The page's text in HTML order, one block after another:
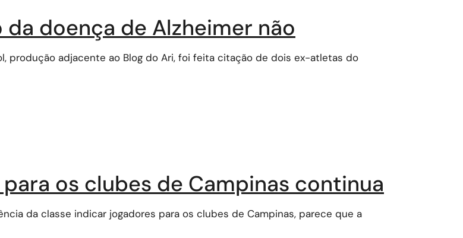
doença de Alzheimer não
produção adjacente ao Blog do Ari, foi feita citação de dois ex-atletas do
os clubes de Campinas continua
da classe indicar jogadores para os clubes de Campinas, parece que a